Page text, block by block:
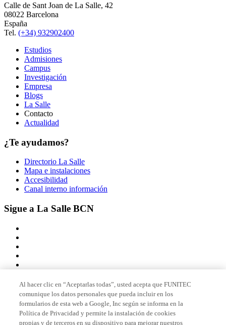
Calle de Sant Joan de La Salle, 42
08022 Barcelona
España
Tel. (+34) 932902400
Estudios
Admisiones
Campus
Investigación
Empresa
Blogs
La Salle
Contacto
Actualidad
¿Te ayudamos?
Directorio La Salle
Mapa e instalaciones
Accesibilidad
Canal interno información
Sigue a La Salle BCN
Miembro de
Al hacer clic en “Aceptarlas todas”, usted acepta que FUNITEC
comunique los datos personales que pueda incluir en los
formularios de esta web a Google, Inc según se informa en la
Política de Privacidad y permite la instalación de cookies
propias y de terceros en su dispositivo para mejorar nuestros